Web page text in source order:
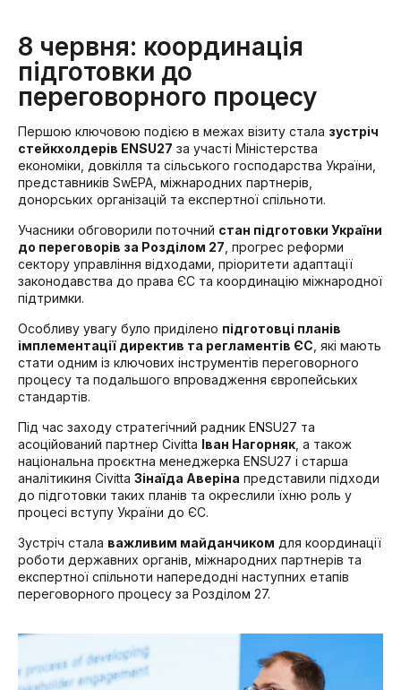
8 червня: координація
підготовки до
переговорного процесу
Першою ключовою подією в межах візиту стала зустріч
стейкхолдерів ENSU27 за участі Міністерства
економіки, довкілля та сільського господарства України,
представників SwEPA, міжнародних партнерів,
донорських організацій та експертної спільноти.
Учасники обговорили поточний стан підготовки України
до переговорів за Розділом 27 , прогрес реформи
сектору управління відходами, пріоритети адаптації
законодавства до права ЄС та координацію міжнародної
підтримки.
Особливу увагу було приділено підготовці планів
імплементації директив та регламентів ЄС , які мають
стати одним із ключових інструментів переговорного
процесу та подальшого впровадження європейських
стандартів.
Під час заходу стратегічний радник ENSU27 та
асоційований партнер Civitta Іван Нагорняк , а також
національна проєктна менеджерка ENSU27 і старша
аналітикиня Civitta Зінаїда Аверіна представили підходи
до підготовки таких планів та окреслили їхню роль у
процесі вступу України до ЄС.
Зустріч стала важливим майданчиком для координації
роботи державних органів, міжнародних партнерів та
експертної спільноти напередодні наступних етапів
переговорного процесу за Розділом 27.